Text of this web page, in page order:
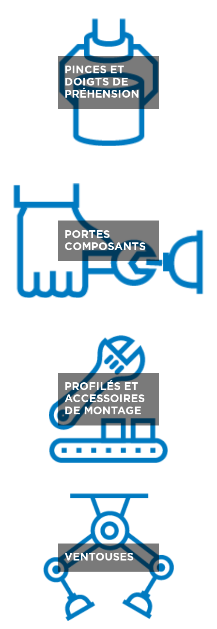
PINCES ET
DOIGTS DE
PRÉHENSION
PORTES
COMPOSANTS
PROFILÉS ET
ACCESSOIRES
DE MONTAGE
VENTOUSES